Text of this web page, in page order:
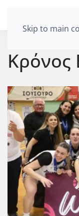
Skip to main
Κρόνος